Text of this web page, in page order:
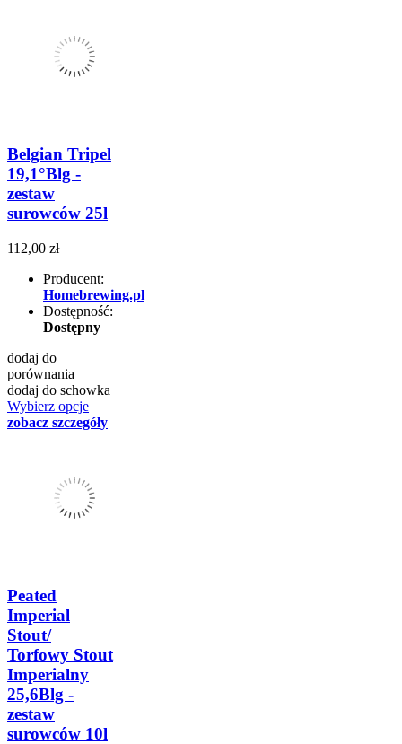
Belgian Tripel
19,1°Blg -
zestaw
surowców 25l
112,00 zł
Producent:
Homebrewing.pl
Dostępność:
Dostępny
dodaj do
porównania
dodaj do schowka
Wybierz opcje
zobacz szczegóły
Peated
Imperial
Stout/
Torfowy Stout
Imperialny
25,6Blg -
zestaw
surowców 10l